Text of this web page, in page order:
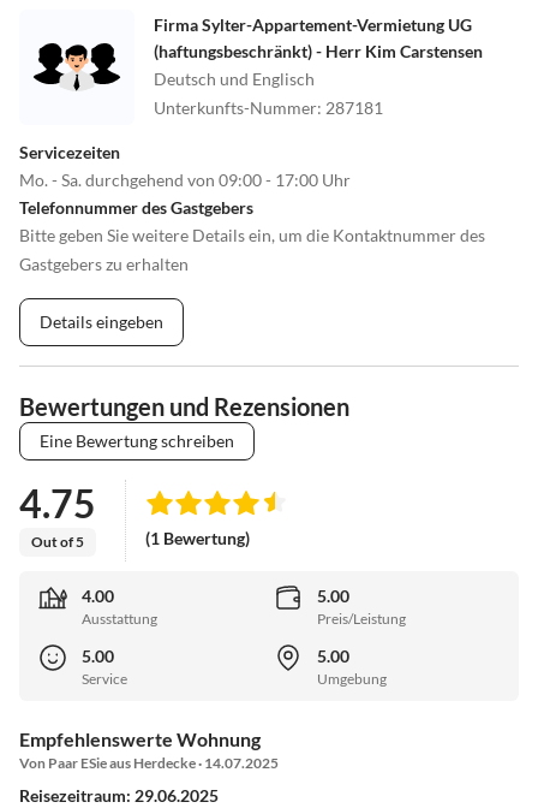
Firma Sylter-Appartement-Vermietung UG
(haftungsbeschränkt) - Herr Kim Carstensen
Deutsch und Englisch
Unterkunfts-Nummer: 287181
Servicezeiten
Mo. - Sa. durchgehend von 09:00 - 17:00 Uhr
Telefonnummer des Gastgebers
Bitte geben Sie weitere Details ein, um die Kontaktnummer des
Gastgebers zu erhalten
Details eingeben
Bewertungen und Rezensionen
Eine Bewertung schreiben
4.75
Out of 5 (1 Bewertung)
4.00
Ausstattung
5.00
Preis/Leistung
5.00
Service
5.00
Umgebung
Empfehlenswerte Wohnung
Von Paar ESie aus Herdecke · 14.07.2025
Reisezeitraum: 29.06.2025